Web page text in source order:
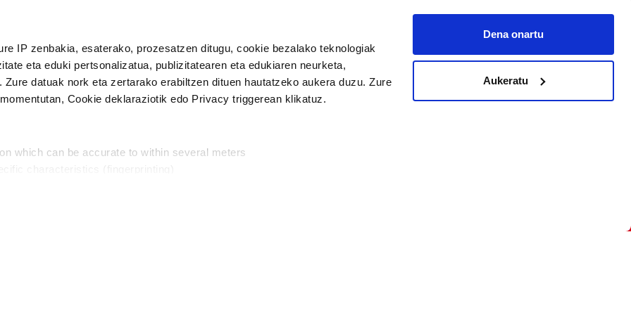
IP zenbakia, esaterako, prozesatzen ditugu, cookie bezalako teknologiak
eta eduki pertsonalizatua, publizitatearen eta edukiaren neurketa,
datuak nork eta zertarako erabiltzen dituen hautatzeko aukera duzu. Zure
Cookie deklaraziotik edo Privacy triggerean klikatuz.
which can be accurate to within several meters
Dena onartu
Aukeratu
Harpidetu
modu librean kontatzea da gure eginkizuna. Horretarako zure ekarpena